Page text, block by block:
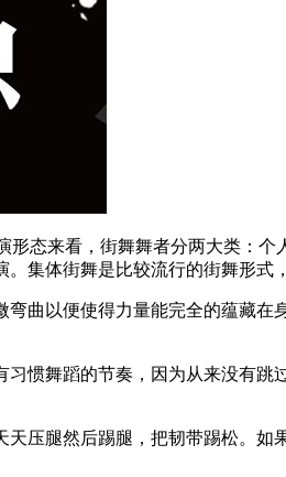
形态来看，街舞舞者分两大类：
集体街舞是比较流行的街舞形式
曲以便使得力量能完全的蕴藏
惯舞蹈的节奏，因为从来没有
压腿然后踢腿，把韧带踢松。